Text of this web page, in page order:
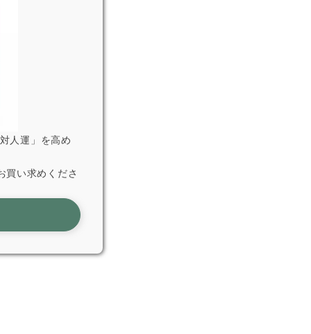
人運」を高め
買い求めくださ